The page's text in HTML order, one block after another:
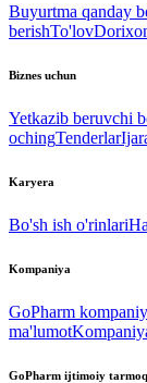
Buyurtma qanday
berishTo'lov
Biznes uchun
Yetkazib beruvchi
ochingTenderlar
Karyera
Bo'sh ish o'rinlari
Kompaniya
GoPharm
ma'lumot
GoPharm ijtimoiy